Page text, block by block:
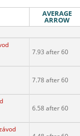
AVERAGE
ARROW
7.93 after 60
7.78 after 60
6.58 after 60